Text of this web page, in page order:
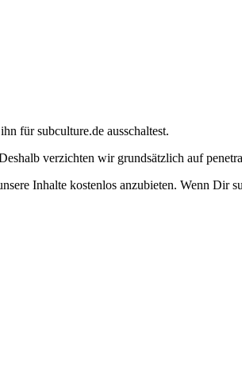
für subculture.de ausschaltest.
verzichten wir grundsätzlich auf
Inhalte kostenlos anzubieten. Wenn Dir